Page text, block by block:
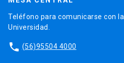
Teléfono para comunicarse con
Universidad.
phone (56)95504 4000